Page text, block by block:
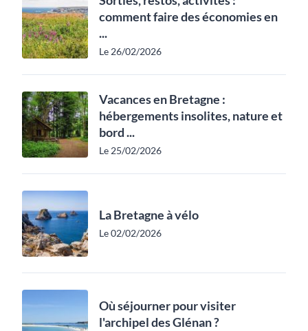
comment faire des économies en
...
Le 26/02/2026
Vacances en Bretagne :
hébergements insolites, nature et
bord ...
Le 25/02/2026
La Bretagne à vélo
Le 02/02/2026
Où séjourner pour visiter
l'archipel des Glénan ?